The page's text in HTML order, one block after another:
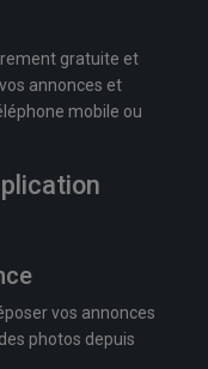
gratuite et
annonces et
mobile ou
vos annonces
photos depuis